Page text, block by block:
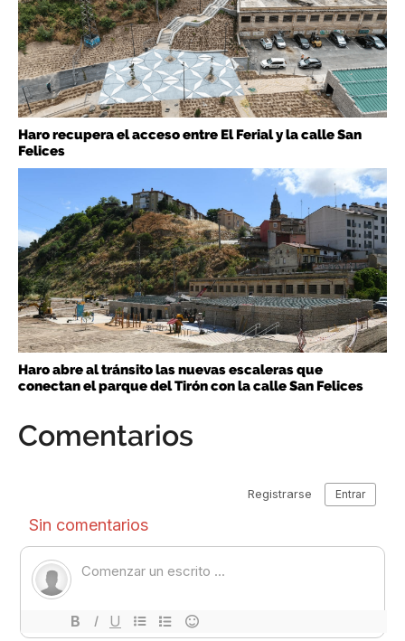
Haro recupera el acceso entre El Ferial y la calle San
Felices
Haro abre al tránsito las nuevas escaleras que
conectan el parque del Tirón con la calle San Felices
Comentarios